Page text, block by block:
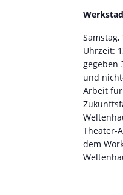
Uhrzeit:
gegeben
und
Arbeit
Theater-
dem